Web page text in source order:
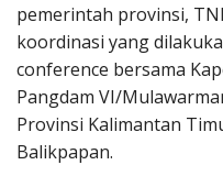
pemerintah provinsi,
koordinasi yang
conference bersama
Pangdam VI/
Provinsi Kalimantan
Balikpapan.